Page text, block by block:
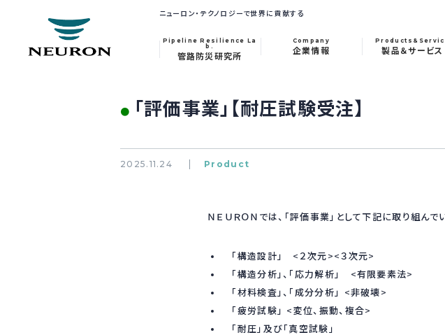
ニューロン・テクノロジーで世界に貢献する
Pipeline Resilience La
b.
管路防災研究所
Company
企業情報 製品＆サービス
● 「評価事業」【耐圧試験受注】
2025.11.24 Product
ＮＥＵＲＯＮでは、「評価事業」として下記に取り組んでい
「構造設計」 <２次元><３次元>
「構造分析」、「応力解析」 <有限要素法>
「材料検査」、「成分分析」 <非破壊>
「疲労試験」 <変位、振動、複合>
「耐圧」及び「真空試験」